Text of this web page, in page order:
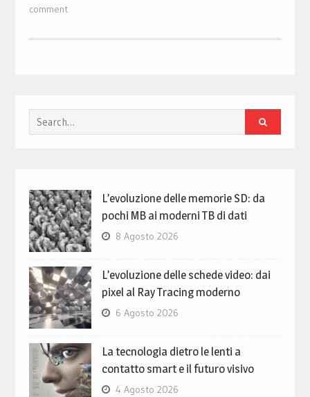
comment
Search
for:
L’evoluzione delle memorie SD: da
pochi MB ai moderni TB di dati
8 Agosto 2026
L’evoluzione delle schede video: dai
pixel al Ray Tracing moderno
6 Agosto 2026
La tecnologia dietro le lenti a
contatto smart e il futuro visivo
4 Agosto 2026